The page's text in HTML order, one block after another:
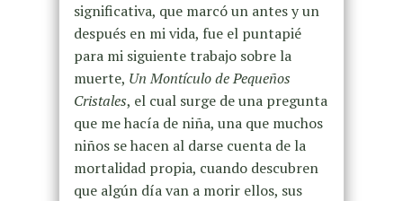
significativa, que marcó un antes y un
después en mi vida, fue el puntapié
para mi siguiente trabajo sobre la
muerte, Un Montículo de Pequeños
Cristales, el cual surge de una pregunta
que me hacía de niña, una que muchos
niños se hacen al darse cuenta de la
mortalidad propia, cuando descubren
que algún día van a morir ellos, sus